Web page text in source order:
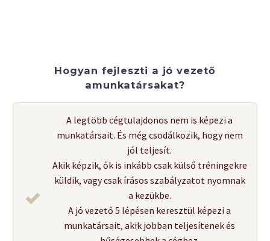
Hogyan fejleszti a jó vezető
amunkatársakat?
A legtöbb cégtulajdonos nem is képezi a
munkatársait. És még csodálkozik, hogy nem
jól teljesít.
Akik képzik, ők is inkább csak külső tréningekre
küldik, vagy csak írásos szabályzatot nyomnak
a kezükbe.
A jó vezető 5 lépésen keresztül képezi a
munkatársait, akik jobban teljesítenek és